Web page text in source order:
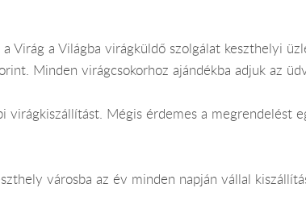
Virág a Világba virágküldő szolgálat keszthelyi
Minden virágcsokorhoz ajándékba adjuk az
virágkiszállítást. Mégis érdemes a megrendelést
városba az év minden napján vállal